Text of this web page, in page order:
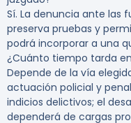
Sí. La denuncia ante las
preserva pruebas y
podrá incorporar a una
¿Cuánto tiempo tarda
Depende de la vía
actuación policial y
indicios delictivos; el
dependerá de cargas